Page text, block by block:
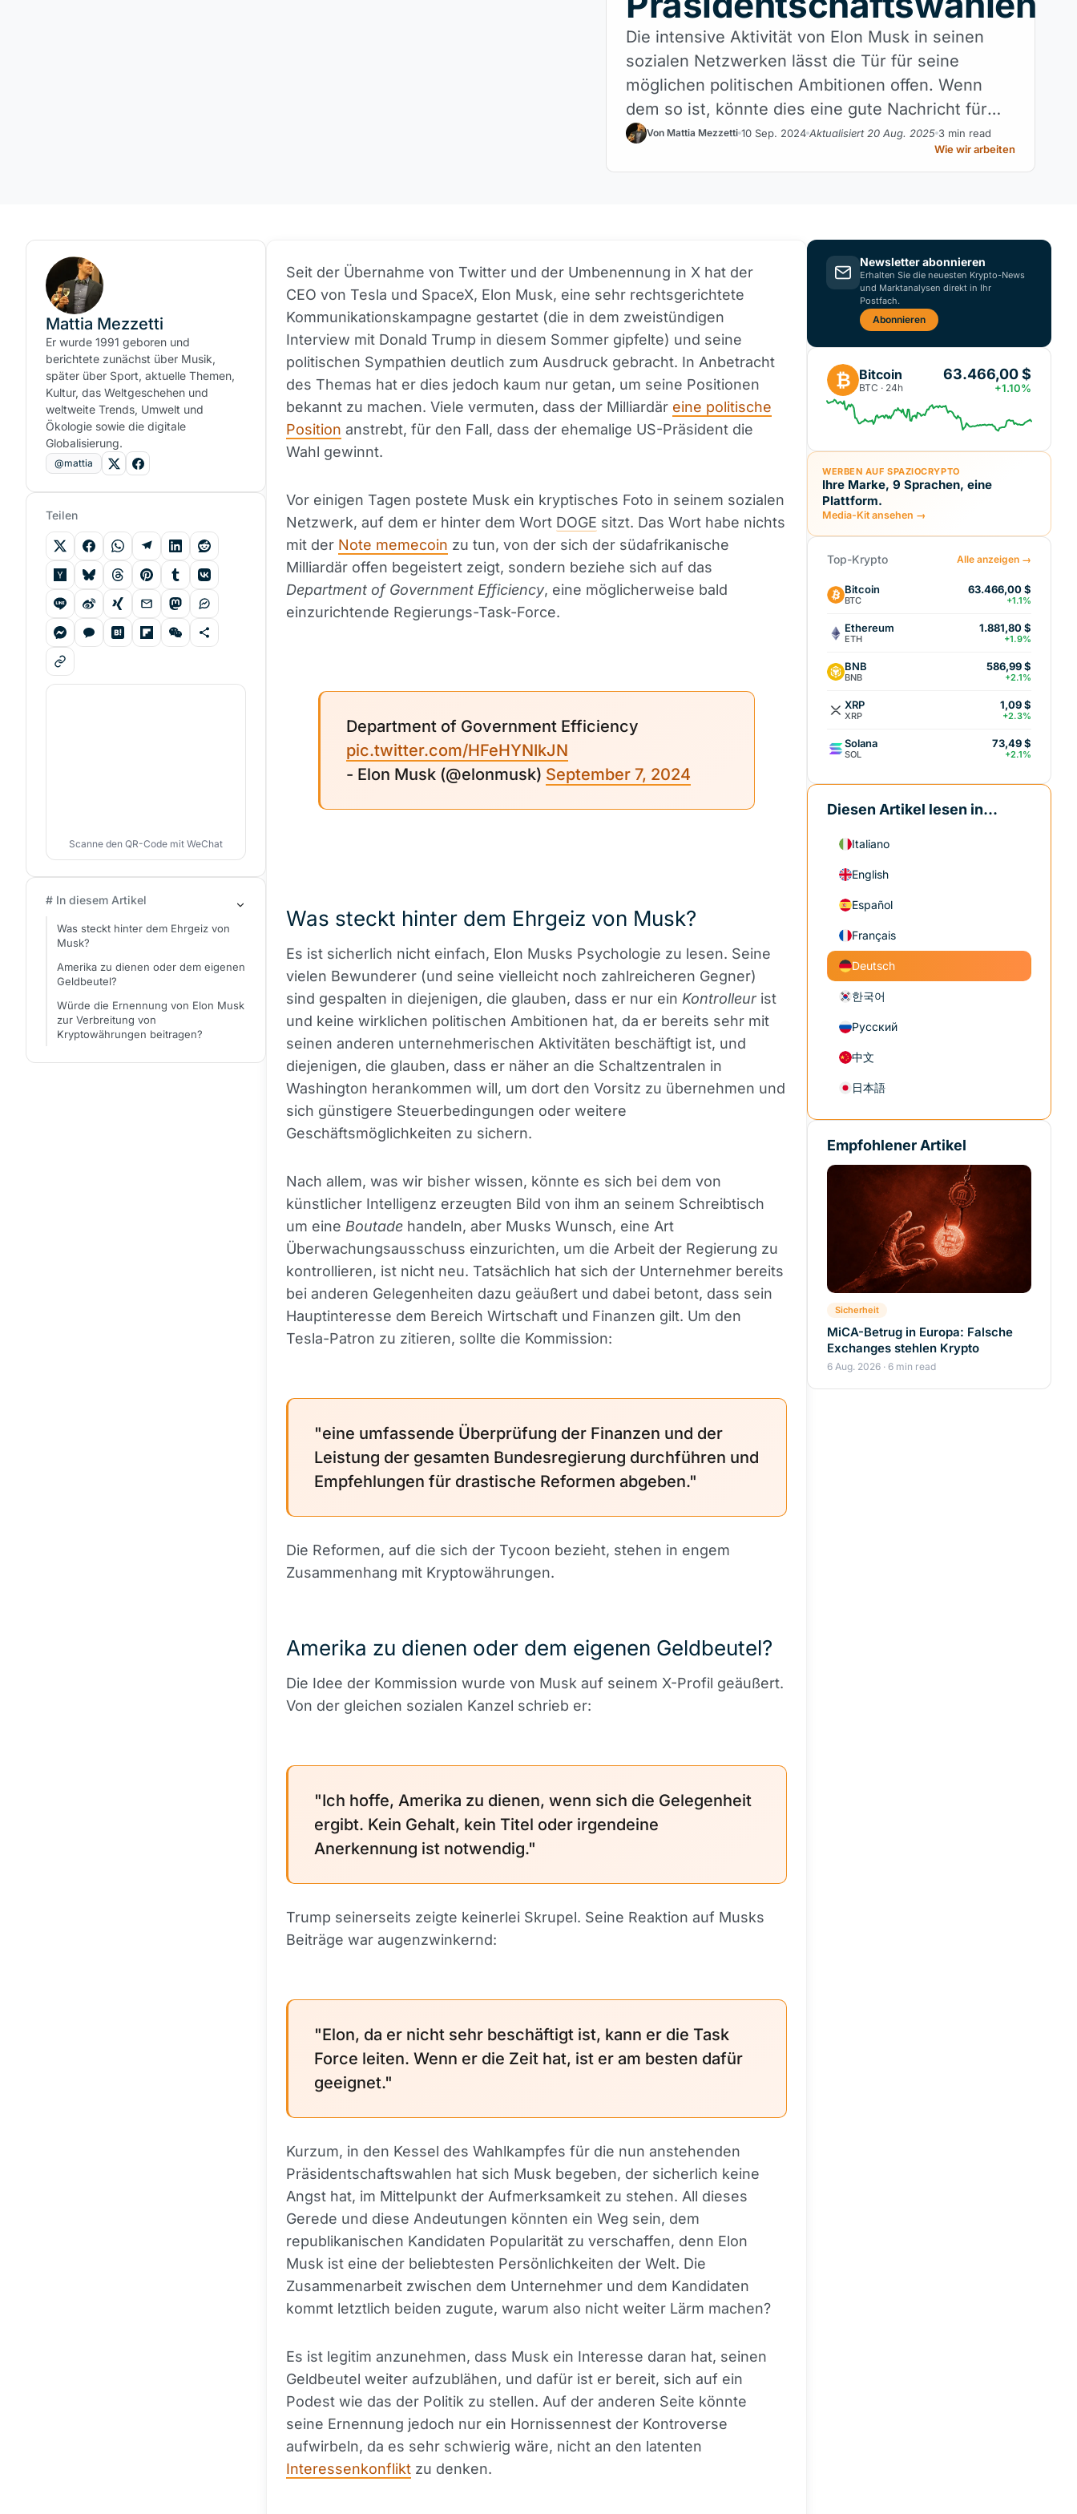
Die intensive Aktivität von Elon Musk in seinen
sozialen Netzwerken lässt die Tür für seine
möglichen politischen Ambitionen offen. Wenn
dem so ist, könnte dies eine gute Nachricht für
Kryptowährungen sein.
Von Mattia Mezzetti 10 Sep. 2024 Aktualisiert 20 Aug. 2025 3 min read
Wie wir arbeiten
Seit der Übernahme von Twitter und der Umbenennung in X hat der
CEO von Tesla und SpaceX, Elon Musk, eine sehr rechtsgerichtete
Kommunikationskampagne gestartet (die in dem zweistündigen
Interview mit Donald Trump in diesem Sommer gipfelte) und seine
politischen Sympathien deutlich zum Ausdruck gebracht. In Anbetracht
des Themas hat er dies jedoch kaum nur getan, um seine Positionen
bekannt zu machen. Viele vermuten, dass der Milliardär eine politische
Position anstrebt, für den Fall, dass der ehemalige US-Präsident die
Wahl gewinnt.
Vor einigen Tagen postete Musk ein kryptisches Foto in seinem sozialen
Netzwerk, auf dem er hinter dem Wort DOGE sitzt. Das Wort habe nichts
mit der Note memecoin zu tun, von der sich der südafrikanische
Milliardär offen begeistert zeigt, sondern beziehe sich auf das
Department of Government Efficiency, eine möglicherweise bald
einzurichtende Regierungs-Task-Force.
Department of Government Efficiency
pic.twitter.com/HFeHYNIkJN
- Elon Musk (@elonmusk) September 7, 2024
Was steckt hinter dem Ehrgeiz von Musk?
Es ist sicherlich nicht einfach, Elon Musks Psychologie zu lesen. Seine
vielen Bewunderer (und seine vielleicht noch zahlreicheren Gegner)
sind gespalten in diejenigen, die glauben, dass er nur ein Kontrolleur ist
und keine wirklichen politischen Ambitionen hat, da er bereits sehr mit
seinen anderen unternehmerischen Aktivitäten beschäftigt ist, und
diejenigen, die glauben, dass er näher an die Schaltzentralen in
Washington herankommen will, um dort den Vorsitz zu übernehmen und
sich günstigere Steuerbedingungen oder weitere
Geschäftsmöglichkeiten zu sichern.
Nach allem, was wir bisher wissen, könnte es sich bei dem von
künstlicher Intelligenz erzeugten Bild von ihm an seinem Schreibtisch
um eine Boutade handeln, aber Musks Wunsch, eine Art
Überwachungsausschuss einzurichten, um die Arbeit der Regierung zu
kontrollieren, ist nicht neu. Tatsächlich hat sich der Unternehmer bereits
bei anderen Gelegenheiten dazu geäußert und dabei betont, dass sein
Hauptinteresse dem Bereich Wirtschaft und Finanzen gilt. Um den
Tesla-Patron zu zitieren, sollte die Kommission:
"eine umfassende Überprüfung der Finanzen und der
Leistung der gesamten Bundesregierung durchführen und
Empfehlungen für drastische Reformen abgeben."
Die Reformen, auf die sich der Tycoon bezieht, stehen in engem
Zusammenhang mit Kryptowährungen.
Amerika zu dienen oder dem eigenen Geldbeutel?
Die Idee der Kommission wurde von Musk auf seinem X-Profil geäußert.
Von der gleichen sozialen Kanzel schrieb er:
"Ich hoffe, Amerika zu dienen, wenn sich die Gelegenheit
ergibt. Kein Gehalt, kein Titel oder irgendeine
Anerkennung ist notwendig."
Trump seinerseits zeigte keinerlei Skrupel. Seine Reaktion auf Musks
Beiträge war augenzwinkernd:
"Elon, da er nicht sehr beschäftigt ist, kann er die Task
Force leiten. Wenn er die Zeit hat, ist er am besten dafür
geeignet."
Kurzum, in den Kessel des Wahlkampfes für die nun anstehenden
Präsidentschaftswahlen hat sich Musk begeben, der sicherlich keine
Angst hat, im Mittelpunkt der Aufmerksamkeit zu stehen. All dieses
Gerede und diese Andeutungen könnten ein Weg sein, dem
republikanischen Kandidaten Popularität zu verschaffen, denn Elon
Musk ist eine der beliebtesten Persönlichkeiten der Welt. Die
Zusammenarbeit zwischen dem Unternehmer und dem Kandidaten
kommt letztlich beiden zugute, warum also nicht weiter Lärm machen?
Es ist legitim anzunehmen, dass Musk ein Interesse daran hat, seinen
Geldbeutel weiter aufzublähen, und dafür ist er bereit, sich auf ein
Podest wie das der Politik zu stellen. Auf der anderen Seite könnte
seine Ernennung jedoch nur ein Hornissennest der Kontroverse
aufwirbeln, da es sehr schwierig wäre, nicht an den latenten
Interessenkonflikt zu denken.
Mattia Mezzetti
Er wurde 1991 geboren und
berichtete zunächst über Musik,
später über Sport, aktuelle Themen,
Kultur, das Weltgeschehen und
weltweite Trends, Umwelt und
Ökologie sowie die digitale
Globalisierung.
@mattia
Teilen
Scanne den QR-Code mit WeChat
# In diesem Artikel
Was steckt hinter dem Ehrgeiz von
Musk?
Amerika zu dienen oder dem eigenen
Geldbeutel?
Würde die Ernennung von Elon Musk
zur Verbreitung von
Kryptowährungen beitragen?
Newsletter abonnieren
Erhalten Sie die neuesten Krypto-News
und Marktanalysen direkt in Ihr
Postfach.
Abonnieren
₿ Bitcoin
BTC · 24h
63.466,00 $
+1.10%
WERBEN AUF SPAZIOCRYPTO
Ihre Marke, 9 Sprachen, eine
Plattform.
Media-Kit ansehen →
Top-Krypto Alle anzeigen →
Bitcoin
BTC
63.466,00 $
+1.1%
Ethereum
ETH
1.881,80 $
+1.9%
BNB
BNB
586,99 $
+2.1%
XRP
XRP
1,09 $
+2.3%
Solana
SOL
73,49 $
+2.1%
Diesen Artikel lesen in...
Italiano
English
Español
Français
Deutsch
한국어
Русский
中文
日本語
Empfohlener Artikel
Sicherheit
MiCA-Betrug in Europa: Falsche
Exchanges stehlen Krypto
6 Aug. 2026 · 6 min read